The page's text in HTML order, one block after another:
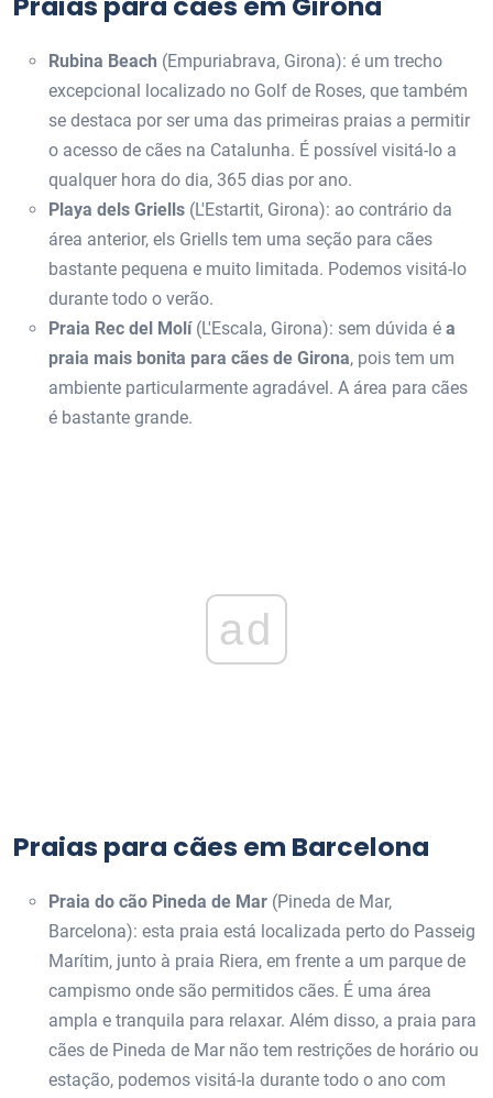
Rubina Beach (Empuriabrava, Girona): é um trecho
excepcional localizado no Golf de Roses, que também
se destaca por ser uma das primeiras praias a permitir
o acesso de cães na Catalunha. É possível visitá-lo a
qualquer hora do dia, 365 dias por ano.
Playa dels Griells (L'Estartit, Girona): ao contrário da
área anterior, els Griells tem uma seção para cães
bastante pequena e muito limitada. Podemos visitá-lo
durante todo o verão.
Praia Rec del Molí(L'Escala, Girona): sem dúvida é a
praia mais bonita para cães de Girona, pois tem um
ambiente particularmente agradável. A área para cães
é bastante grande.
ad
Praias para cães em Barcelona
Praia do cão Pineda de Mar (Pineda de Mar,
Barcelona): esta praia está localizada perto do Passeig
Marítim, junto à praia Riera, em frente a um parque de
campismo onde são permitidos cães. É uma área
ampla e tranquila para relaxar. Além disso, a praia para
cães de Pineda de Mar não tem restrições de horário ou
estação, podemos visitá-la durante todo o ano com